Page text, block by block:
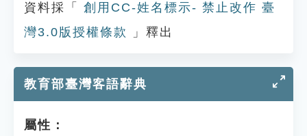
資料採「
創用CC-姓名標示- 禁止改作 臺
灣3.0版授權條款
」釋出
教育部臺灣客語辭典
屬性：